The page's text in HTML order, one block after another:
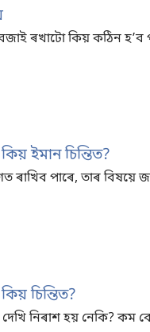
ৰখাটো কিয় কঠিন হʼব
ইমান চিন্তিত?
ৰাখিব পাৰে, তাৰ বিষয়ে
চিন্তিত?
নিৰাশ হয় নেকি? কম